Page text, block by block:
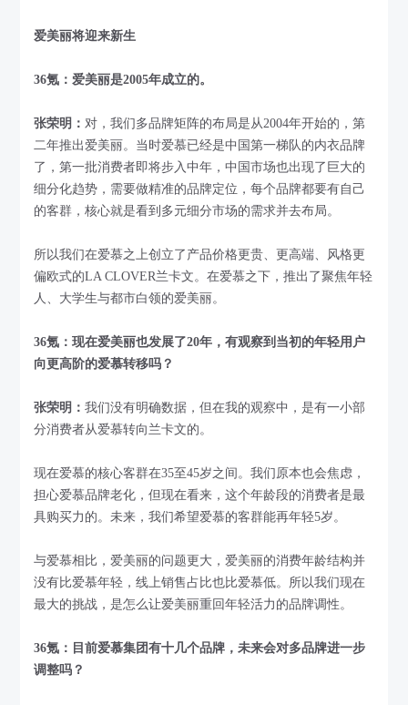
爱美丽将迎来新生
36氪：爱美丽是2005年成立的。
张荣明： 对，我们多品牌矩阵的布局是从2004年开始的，第
二年推出爱美丽。当时爱慕已经是中国第一梯队的内衣品牌
了，第一批消费者即将步入中年，中国市场也出现了巨大的
细分化趋势，需要做精准的品牌定位，每个品牌都要有自己
的客群，核心就是看到多元细分市场的需求并去布局。
所以我们在爱慕之上创立了产品价格更贵、更高端、风格更
偏欧式的LA CLOVER兰卡文。在爱慕之下，推出了聚焦年轻
人、大学生与都市白领的爱美丽。
36氪：现在爱美丽也发展了20年，有观察到当初的年轻用户
向更高阶的爱慕转移吗？
张荣明：我们没有明确数据，但在我的观察中，是有一小部
分消费者从爱慕转向兰卡文的。
现在爱慕的核心客群在35至45岁之间。我们原本也会焦虑，
担心爱慕品牌老化，但现在看来，这个年龄段的消费者是最
具购买力的。未来，我们希望爱慕的客群能再年轻5岁。
与爱慕相比，爱美丽的问题更大，爱美丽的消费年龄结构并
没有比爱慕年轻，线上销售占比也比爱慕低。所以我们现在
最大的挑战，是怎么让爱美丽重回年轻活力的品牌调性。
36氪：目前爱慕集团有十几个品牌，未来会对多品牌进一步
调整吗？